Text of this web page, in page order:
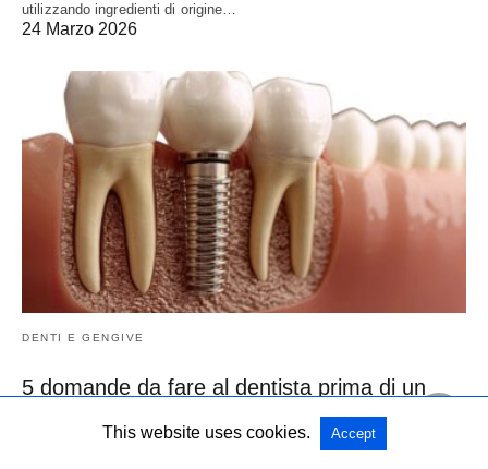
utilizzando ingredienti di origine…
24 Marzo 2026
DENTI E GENGIVE
5 domande da fare al dentista prima di un
Quando si parla di impianti dentali, la prima reazione di molte
This website uses cookies. Accept